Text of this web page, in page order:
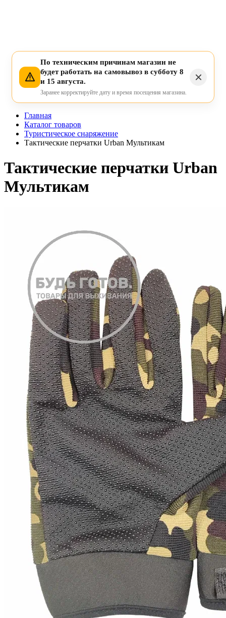
По техническим причинам магазин не
будет работать на самовывоз в субботу 8
и 15 августа.
Заранее корректируйте дату и время посещения магазина.
Главная
Каталог товаров
Туристическое снаряжение
Тактические перчатки Urban Мультикам
Тактические перчатки Urban
Мультикам